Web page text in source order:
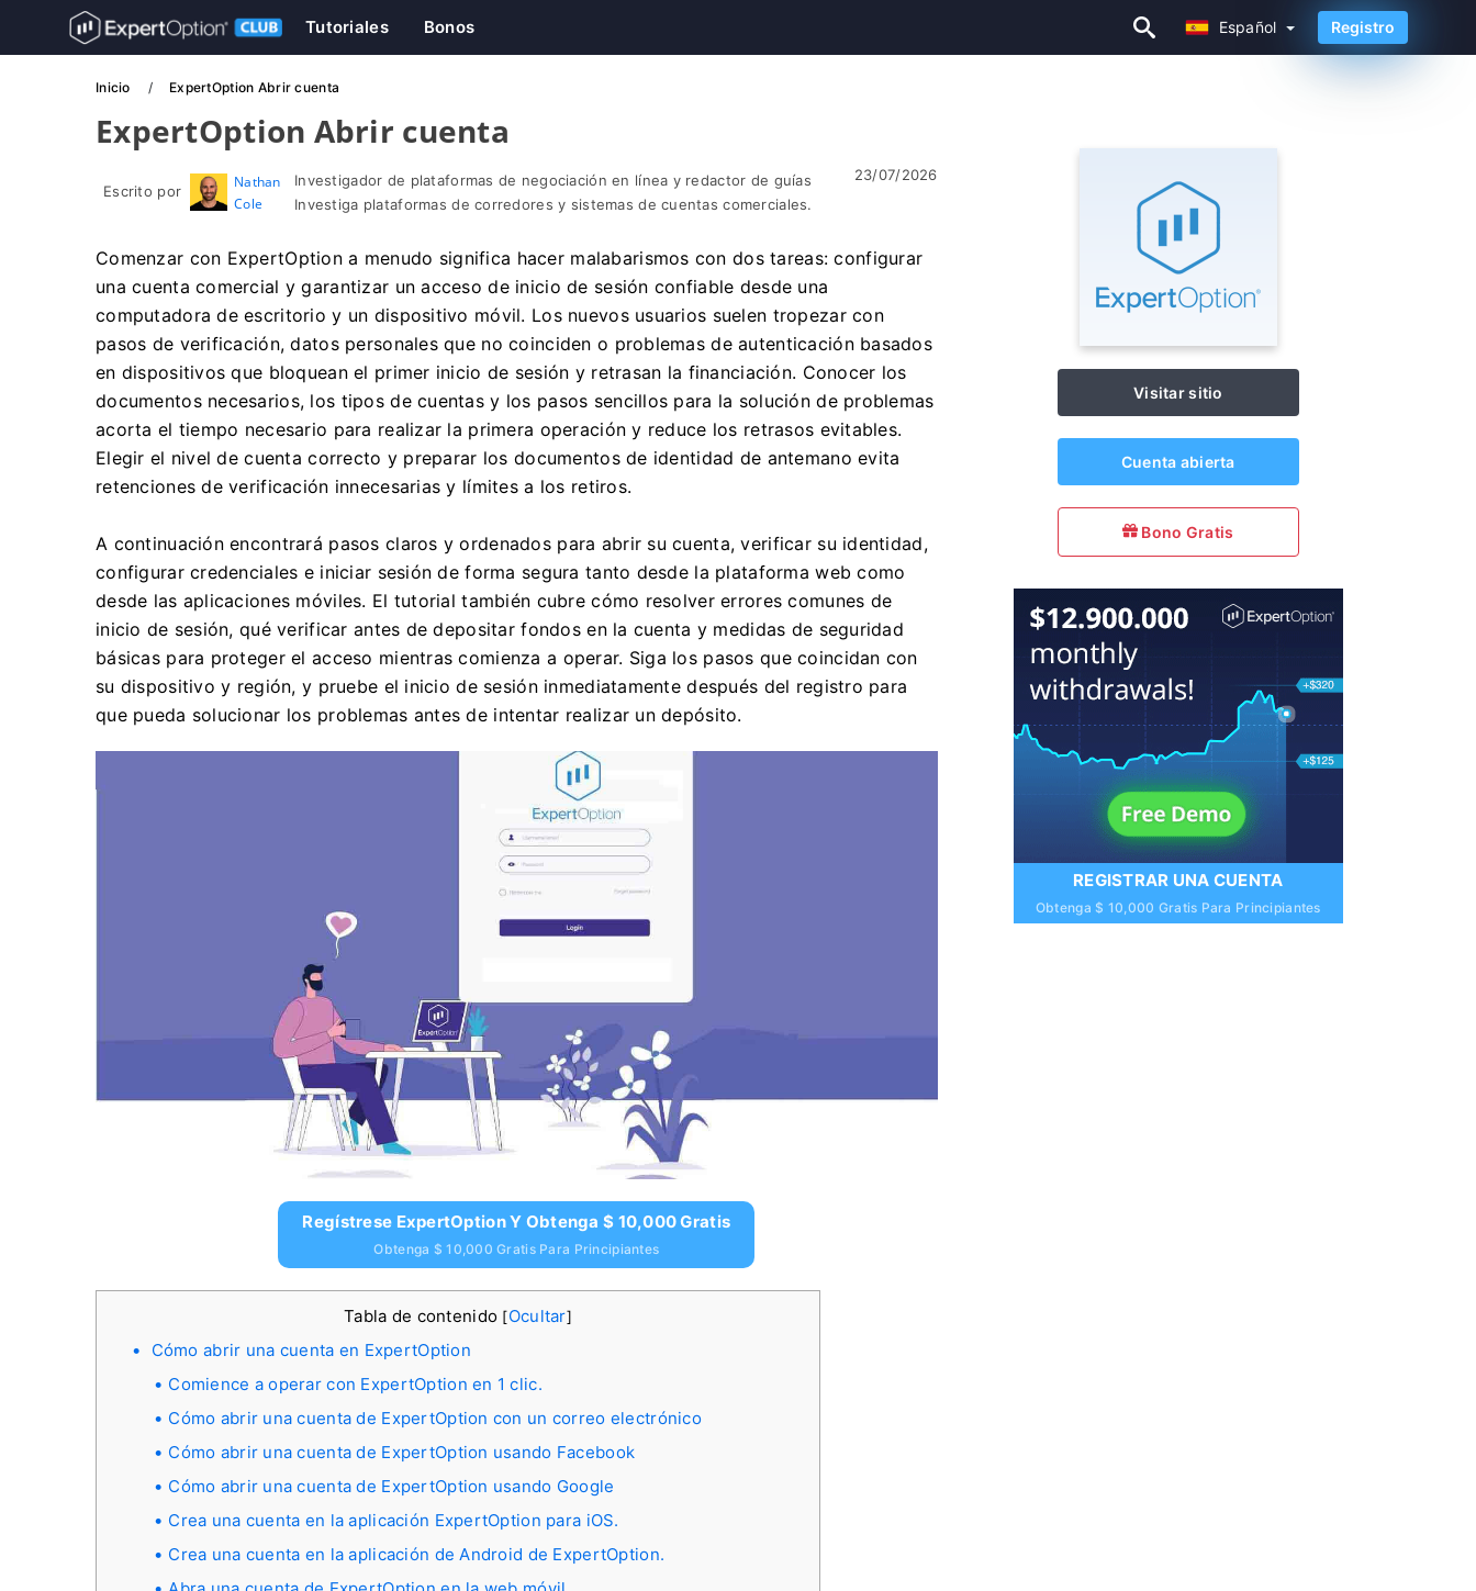
Español
Tutoriales Bonos Español Registro
Inicio ExpertOption Abrir cuenta
ExpertOption Abrir cuenta
Escrito por
Nathan
Cole
Investigador de plataformas de negociación en línea y redactor de guías
Investiga plataformas de corredores y sistemas de cuentas comerciales.
23/07/2026
Comenzar con ExpertOption a menudo significa hacer malabarismos con dos tareas: configurar
una cuenta comercial y garantizar un acceso de inicio de sesión confiable desde una
computadora de escritorio y un dispositivo móvil. Los nuevos usuarios suelen tropezar con
pasos de verificación, datos personales que no coinciden o problemas de autenticación basados
​​en dispositivos que bloquean el primer inicio de sesión y retrasan la financiación. Conocer los
documentos necesarios, los tipos de cuentas y los pasos sencillos para la solución de problemas
acorta el tiempo necesario para realizar la primera operación y reduce los retrasos evitables.
Elegir el nivel de cuenta correcto y preparar los documentos de identidad de antemano evita
retenciones de verificación innecesarias y límites a los retiros.
A continuación encontrará pasos claros y ordenados para abrir su cuenta, verificar su identidad,
configurar credenciales e iniciar sesión de forma segura tanto desde la plataforma web como
desde las aplicaciones móviles. El tutorial también cubre cómo resolver errores comunes de
inicio de sesión, qué verificar antes de depositar fondos en la cuenta y medidas de seguridad
básicas para proteger el acceso mientras comienza a operar. Siga los pasos que coincidan con
su dispositivo y región, y pruebe el inicio de sesión inmediatamente después del registro para
que pueda solucionar los problemas antes de intentar realizar un depósito.
Regístrese ExpertOption Y Obtenga $ 10,000 Gratis
Obtenga $ 10,000 Gratis Para Principiantes
Tabla de contenido [Ocultar]
Cómo abrir una cuenta en ExpertOption
Comience a operar con ExpertOption en 1 clic.
Cómo abrir una cuenta de ExpertOption con un correo electrónico
Cómo abrir una cuenta de ExpertOption usando Facebook
Cómo abrir una cuenta de ExpertOption usando Google
Crea una cuenta en la aplicación ExpertOption para iOS.
Crea una cuenta en la aplicación de Android de ExpertOption.
Visitar sitio
Cuenta abierta
Bono Gratis
REGISTRAR UNA CUENTA
Obtenga $ 10,000 Gratis Para Principiantes